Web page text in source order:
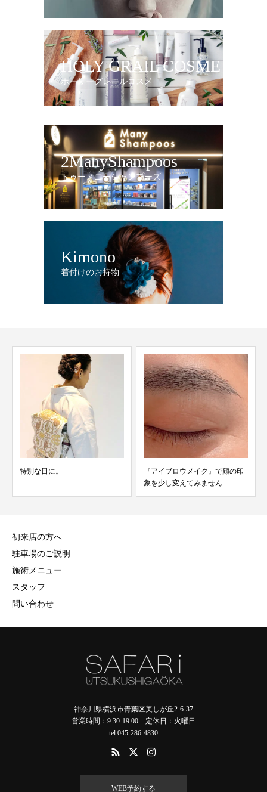
HOLY GRAIL COSME
ホーリーグレールコスメ
2ManyShampoos
トゥーメニーシャンプーズ
Kimono
着付けのお持物
特別な日に。
『アイブロウメイク』で顔の印
象を少し変えてみません...
初来店の方へ
駐車場のご説明
施術メニュー
スタッフ
問い合わせ
神奈川県横浜市青葉区美しが丘2-6-37
営業時間：9:30-19:00 定休日：火曜日
tel 045-286-4830
WEB予約する